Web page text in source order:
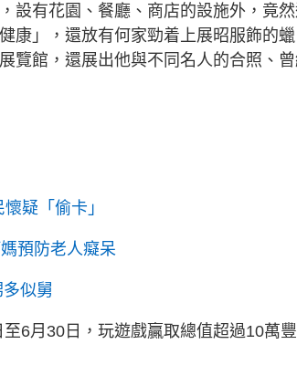
設有花園、餐廳、商店的設施外，竟
康」，還放有何家勁着上展昭服飾的蠟
覽館，還展出他與不同名人的合照、
疑「偷卡」
預防老人癡呆
似舅
6月30日，玩遊戲贏取總值超過10萬